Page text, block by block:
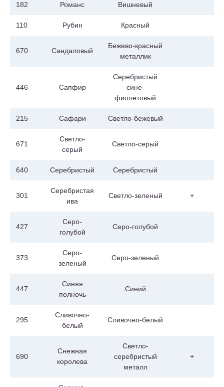
182 Романс Вишневый
110 Рубин Красный
670 Сандаловый
Бежево-красный
металлик
446 Сапфир
Серебристый
сине-
фиолетовый
215 Сафари Светло-бежевый
671
Светло-
серый
Светло-серый
640 Серебристый Серебристый
301
Серебристая
ива
Светло-зеленый +
427
Серо-
голубой
Серо-голубой
373
Серо-
зеленый
Серо-зеленый
447
Синяя
полночь
Синий
295
Сливочно-
белый
Сливочно-белый
690
Снежная
королева
Светло-
серебристый
металл
+